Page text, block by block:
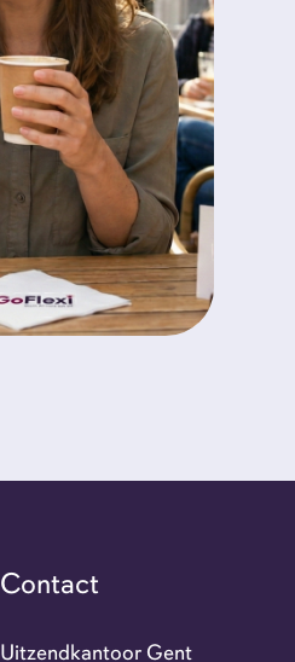
Contact
Uitzendkantoor Gent